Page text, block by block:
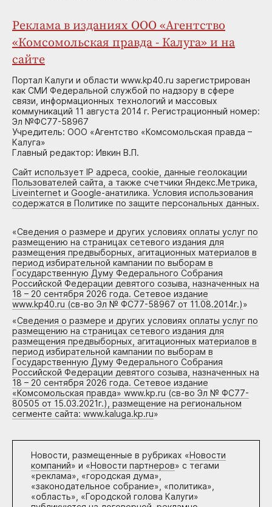
Реклама в изданиях ООО «Агентство
«Комсомольская правда - Калуга» и на
сайте
Портал Калуги и области www.kp40.ru зарегистрирован
как СМИ Федеральной службой по надзору в сфере
связи, информационных технологий и массовых
коммуникаций 11 августа 2014 г. Регистрационный номер:
Эл №ФС77-58967
Учредитель: ООО «Агентство «Комсомольская правда –
Калуга»
Главный редактор: Ивкин В.П.
Сайт использует IP адреса, cookie, данные геолокации
Пользователей сайта, а также счетчики Яндекс.Метрика,
Liveinternet и Google-анатилика. Условия использования
содержатся в Политике по защите персональных данных.
«Сведения о размере и других условиях оплаты услуг по
размещению на страницах сетевого издания для
размещения предвыборных, агитационных материалов в
период избирательной кампании по выборам в
Государственную Думу Федерального Собрания
Российской Федерации девятого созыва, назначенных на
18 – 20 сентября 2026 года. Сетевое издание
www.kp40.ru (св-во Эл № ФС77-58967 от 11.08.2014г.)»
«Сведения о размере и других условиях оплаты услуг по
размещению на страницах сетевого издания для
размещения предвыборных, агитационных материалов в
период избирательной кампании по выборам в
Государственную Думу Федерального Собрания
Российской Федерации девятого созыва, назначенных на
18 – 20 сентября 2026 года. Сетевое издание
«Комсомольская правда» www.kp.ru (св-во Эл № ФС77-
80505 от 15.03.2021г.), размещение на региональном
сегменте сайта: www.kaluga.kp.ru»
Новости, размещенные в рубриках «Новости
компаний» и «Новости партнеров» с тегами
«реклама», «городская дума»,
«законодательное собрание», «политика»,
«область», «Городской голова Калуги»